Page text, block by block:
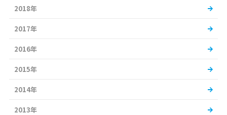
2018年
2017年
2016年
2015年
2014年
2013年